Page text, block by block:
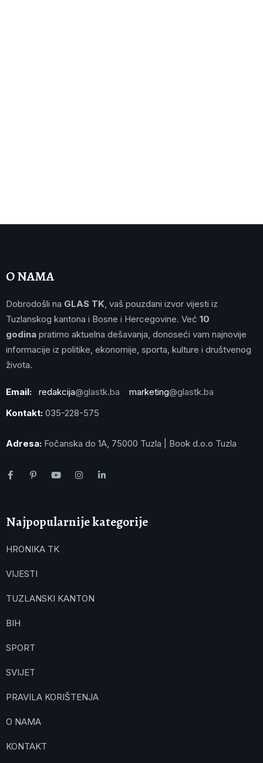
O NAMA
Dobrodošli na GLAS TK , vaš pouzdani izvor vijesti iz
Tuzlanskog kantona i Bosne i Hercegovine. Već 10
godina pratimo aktuelna dešavanja, donoseći vam najnovije
informacije iz politike, ekonomije, sporta, kulture i društvenog
života.
Email: redakcija@glastk.ba marketing@glastk.ba
Kontakt: 035-228-575
Adresa: Fočanska do 1A, 75000 Tuzla | Book d.o.o Tuzla
Najpopularnije kategorije
HRONIKA TK
VIJESTI
TUZLANSKI KANTON
BIH
SPORT
SVIJET
PRAVILA KORIŠTENJA
O NAMA
KONTAKT